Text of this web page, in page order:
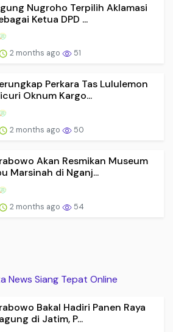
Nugroho Terpilih Aklamasi
Ketua DPD ...
2 months ago 51
Perkara Tas Lululemon
Oknum Kargo...
2 months ago 50
Akan Resmikan Museum
Marsinah di Nganj...
2 months ago 54
News Siang Tepat Online
Bakal Hadiri Panen Raya
di Jatim, P...